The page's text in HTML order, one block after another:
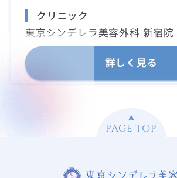
クリニック
東京シンデレラ美容外科 新宿院
詳しく見る
PAGE TOP